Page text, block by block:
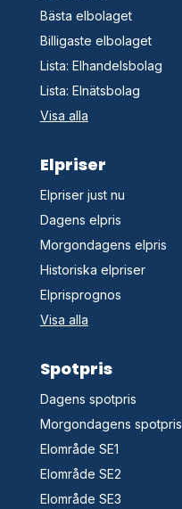
Bästa elbolaget
Billigaste elbolaget
Lista: Elhandelsbolag
Lista: Elnätsbolag
Visa alla
Elpriser
Elpriser just nu
Dagens elpris
Morgondagens elpris
Historiska elpriser
Elprisprognos
Visa alla
Spotpris
Dagens spotpris
Morgondagens spotpris
Elområde SE1
Elområde SE2
Elområde SE3